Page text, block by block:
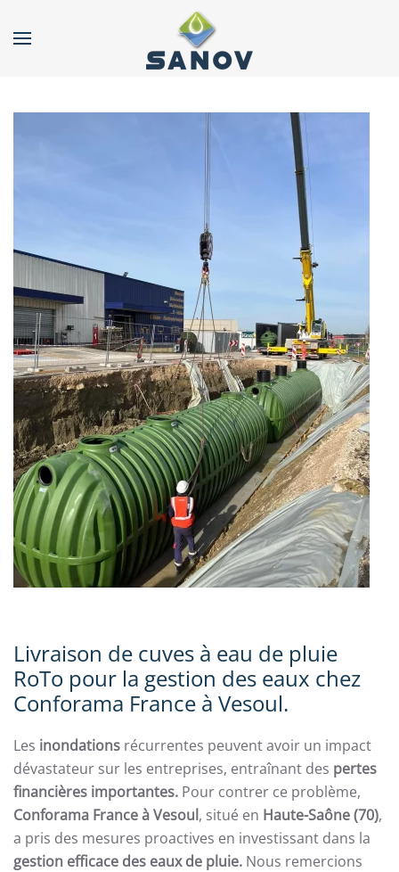
Accéder au contenu principal
Livraison de cuves à eau de pluie
RoTo pour la gestion des eaux chez
Conforama France à Vesoul.
Les inondations récurrentes peuvent avoir un impact
dévastateur sur les entreprises, entraînant des pertes
financières importantes. Pour contrer ce problème,
Conforama France à Vesoul, situé en Haute-Saône (70),
a pris des mesures proactives en investissant dans la
gestion efficace des eaux de pluie. Nous remercions